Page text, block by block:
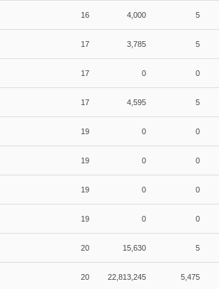
16 4,000 5
17 3,785 5
17 0 0
17 4,595 5
19 0 0
19 0 0
19 0 0
19 0 0
20 15,630 5
20 22,813,245 5,475